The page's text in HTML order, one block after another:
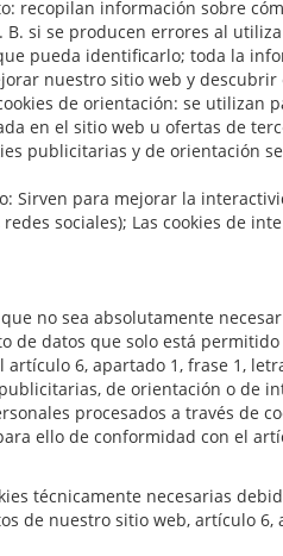
recopilan información sobre
B. si se producen errores al
pueda identificarlo; toda la
nuestro sitio web y
de orientación: se utilizan
en el sitio web u ofertas de
publicitarias y de orientación
Sirven para mejorar la
sociales); Las cookies de
no sea absolutamente
de datos que solo está
6, apartado 1, frase 1,
de orientación o de
procesados a través de
ello de conformidad con el
técnicamente necesarias
de nuestro sitio web, artículo 6,